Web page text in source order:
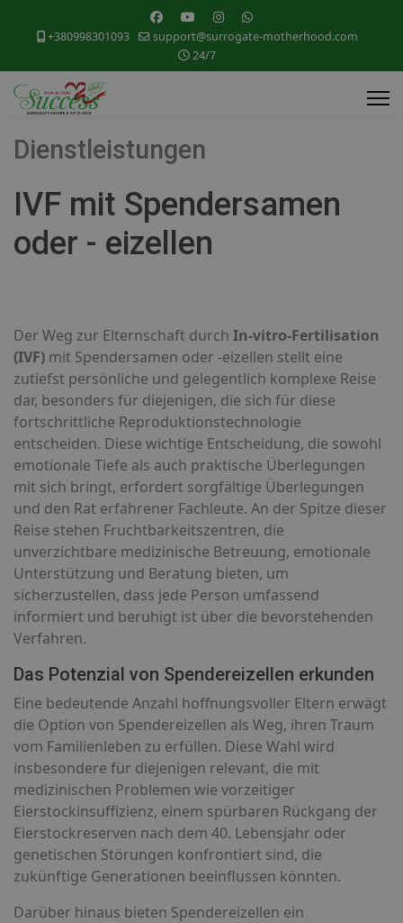
+380998301093
support@surrogate-motherhood.com
24/7
Dienstleistungen
IVF mit Spendersamen
oder - eizellen
Der Weg zur Elternschaft durch In-vitro-Fertilisation
(IVF) mit Spendersamen oder -eizellen stellt eine
zutiefst persönliche und gelegentlich komplexe Reise
dar, besonders für diejenigen, die sich für diese
fortschrittliche Reproduktionstechnologie
entscheiden. Diese wichtige Entscheidung, die sowohl
emotionale Tiefe als auch praktische Überlegungen
mit sich bringt, erfordert sorgfältige Überlegungen
und den Rat erfahrener Fachleute. An der Spitze dieser
Reise stehen Fruchtbarkeitszentren, die
unverzichtbare medizinische Betreuung, emotionale
Unterstützung und Beratung bieten, um
sicherzustellen, dass jede Person umfassend
informiert und beruhigt ist über die bevorstehenden
Verfahren.
Das Potenzial von Spendereizellen erkunden
Eine bedeutende Anzahl hoffnungsvoller Eltern erwägt
die Option von Spendereizellen als Weg, ihren Traum
vom Familienleben zu erfüllen. Diese Wahl wird
insbesondere für diejenigen relevant, die mit
medizinischen Problemen wie vorzeitiger
Eierstockinsuffizienz, einem spürbaren Rückgang der
Eierstockreserven nach dem 40. Lebensjahr oder
genetischen Störungen konfrontiert sind, die
zukünftige Generationen beeinflussen könnten.
Darüber hinaus bieten Spendereizellen ein